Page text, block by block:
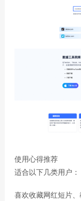
使用心得推荐
适合以下几类用户：
喜欢收藏网红短片、